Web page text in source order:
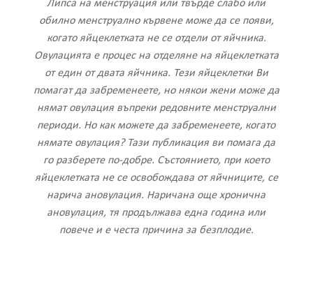
Липса на менструация или твърде слабо или
обилно менструално кървене може да се появи,
когато яйцеклетката не се отдели от яйчника.
Овулацията е процес на отделяне на яйцеклетката
от един от двата яйчника. Тези яйцеклетки Ви
помагат да забременеете, но някои жени може да
нямат овулация въпреки редовните менструални
периоди. Но как можете да забременеете, когато
нямате овулация? Тази публикация ви помага да
го разберете по-добре. Състоянието, при което
яйцеклетката не се освобождава от яйчниците, се
нарича ановулация. Наричана още хронична
ановулация, тя продължава една година или
повече и е честа причина за безплодие.